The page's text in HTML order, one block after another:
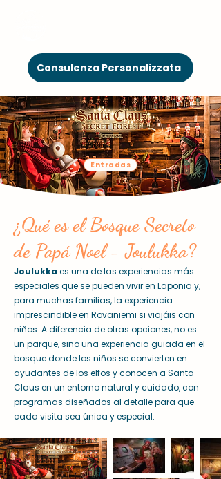
Consulenza Personalizzata
Entradas
¿Qué es el Bosque Secreto
de Papá Noel - Joulukka?
Joulukkaes una de las experiencias más
especiales que se pueden vivir en Laponia y,
para muchas familias, la experiencia
imprescindible en Rovaniemi si viajáis con
niños. A diferencia de otras opciones, no es
un parque, sino una experiencia guiada en el
bosque donde los niños se convierten en
ayudantes de los elfos y conocen a Santa
Claus en un entorno natural y cuidado, con
programas diseñados al detalle para que
cada visita sea única y especial.